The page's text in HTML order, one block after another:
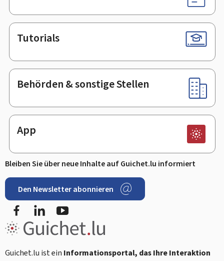
Tutorials
Behörden & sonstige Stellen
App
Bleiben Sie über neue Inhalte auf Guichet.lu informiert
Den Newsletter abonnieren
FacebookLinkedIn
Guichet.lu ist ein Informationsportal, das Ihre Interaktion